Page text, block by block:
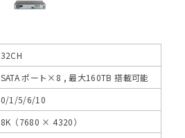
32CH
SATA ポート×8 , 最大160TB 搭載可能
0/1/5/6/10
8K（7680 × 4320）